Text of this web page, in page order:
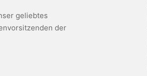
geliebtes
der